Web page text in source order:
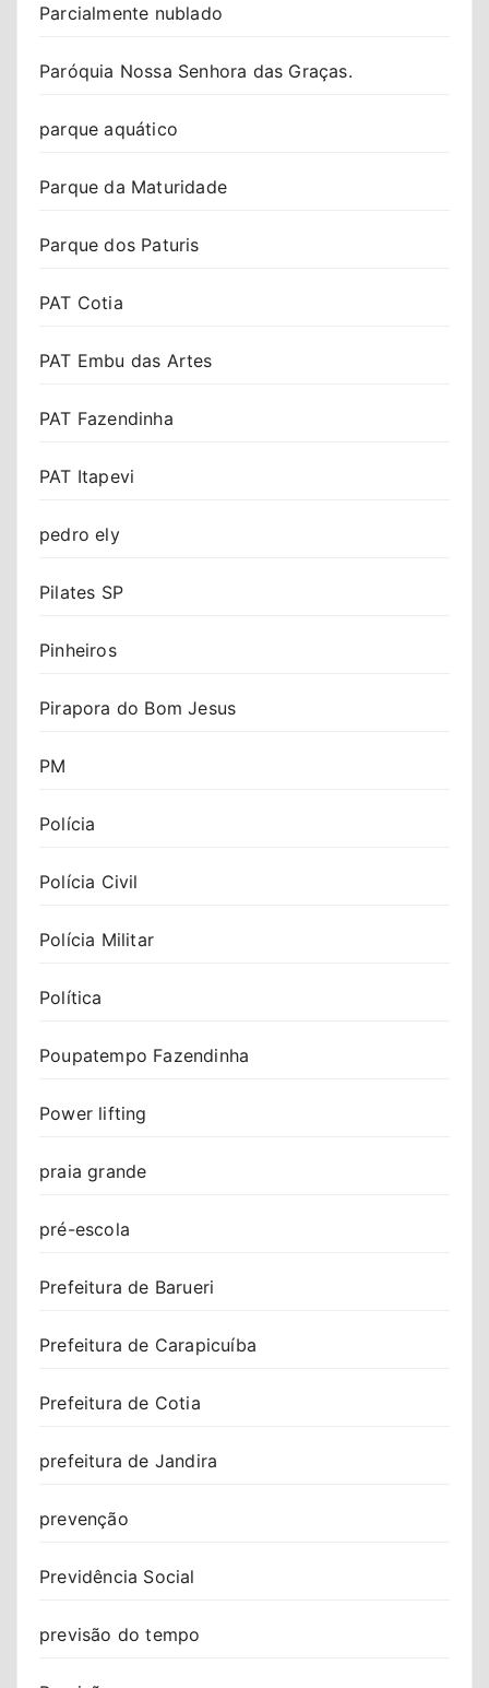
Parcialmente nublado
Paróquia Nossa Senhora das Graças.
parque aquático
Parque da Maturidade
Parque dos Paturis
PAT Cotia
PAT Embu das Artes
PAT Fazendinha
PAT Itapevi
pedro ely
Pilates SP
Pinheiros
Pirapora do Bom Jesus
PM
Polícia
Polícia Civil
Polícia Militar
Política
Poupatempo Fazendinha
Power lifting
praia grande
pré-escola
Prefeitura de Barueri
Prefeitura de Carapicuíba
Prefeitura de Cotia
prefeitura de Jandira
prevenção
Previdência Social
previsão do tempo